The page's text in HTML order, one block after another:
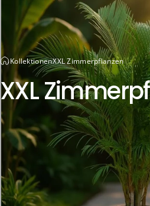
KollektionenXXL Zimmerpflanzen
XXL